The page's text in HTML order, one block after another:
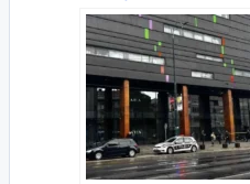
možeš dobiti
poticaj do 30.000
KM